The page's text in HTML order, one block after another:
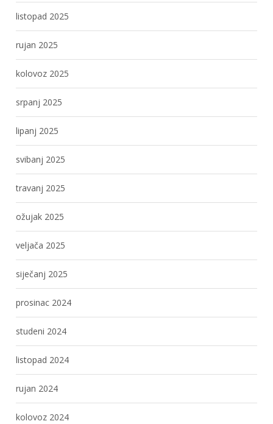
listopad 2025
rujan 2025
kolovoz 2025
srpanj 2025
lipanj 2025
svibanj 2025
travanj 2025
ožujak 2025
veljača 2025
siječanj 2025
prosinac 2024
studeni 2024
listopad 2024
rujan 2024
kolovoz 2024